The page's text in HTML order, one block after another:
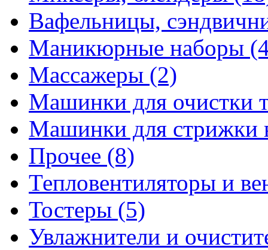
Вафельницы,
Маникюрные наборы
Массажеры (2)
Машинки для очистки
Машинки для стрижки
Прочее (8)
Тепловентиляторы и
Тостеры (5)
Увлажнители и